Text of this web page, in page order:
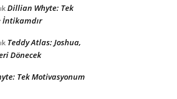
Dillian Whyte: Tek
İntikamdır
Teddy Atlas: Joshua,
Dönecek
Tek Motivasyonum